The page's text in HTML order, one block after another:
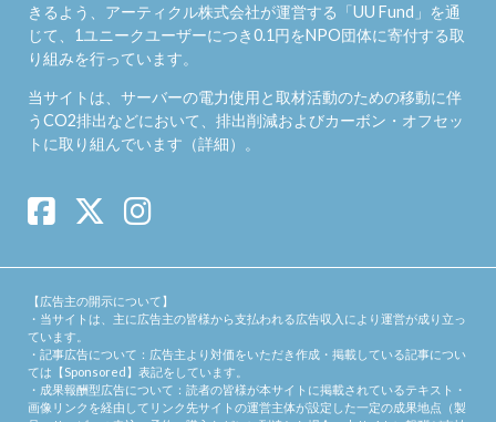
きるよう、アーティクル株式会社が運営する「UU Fund 」を通
じて、1ユニークユーザーにつき0.1円をNPO団体に寄付する取
り組みを行っています。
当サイトは、サーバーの電力使用と取材活動のための移動に伴
うCO2排出などにおいて、排出削減およびカーボン・オフセッ
トに取り組んでいます（詳細）。
【広告主の開示について】
・当サイトは、主に広告主の皆様から支払われる広告収入により運営が成り立っ
ています。
・記事広告について：広告主より対価をいただき作成・掲載している記事につい
ては【Sponsored】表記をしています。
・成果報酬型広告について：読者の皆様が本サイトに掲載されているテキスト・
画像リンクを経由してリンク先サイトの運営主体が設定した一定の成果地点（製